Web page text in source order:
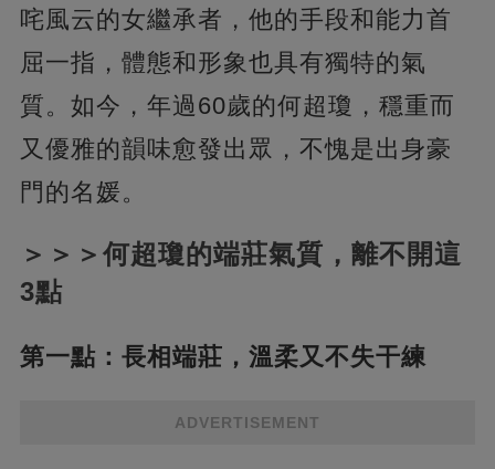
咤風云的女繼承者，他的手段和能力首
屈一指，體態和形象也具有獨特的氣
質。如今，年過60歲的何超瓊，穩重而
又優雅的韻味愈發出眾，不愧是出身豪
門的名媛。
＞＞＞何超瓊的端莊氣質，離不開這
3點
第一點：長相端莊，溫柔又不失干練
ADVERTISEMENT